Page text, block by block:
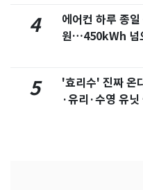
4
에어컨 하루 종
원…450kWh 넘
5
'효리수' 진짜 온
·유리·수영 유